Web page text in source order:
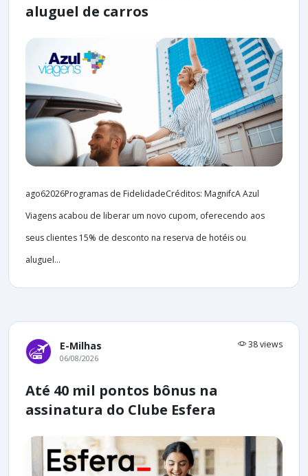
aluguel de carros
ago62026Programas de FidelidadeCréditos: MagnifcA Azul
Viagens acabou de liberar um novo cupom, oferecendo aos
seus clientes 15% de desconto na reserva de hotéis ou
aluguel...
E-Milhas 38 views
06/08/2026
Até 40 mil pontos bônus na
assinatura do Clube Esfera